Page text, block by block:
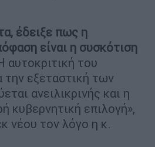
έδειξε πως η
είναι η συσκότιση
αυτοκριτική του
εξεταστική των
ανειλικρινής και η
κυβερνητική επιλογή»,
νέου τον λόγο η κ.